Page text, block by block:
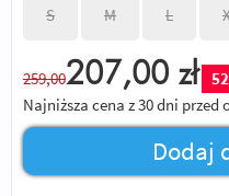
S M L
259,00207,00 zł
Najniższa cena z 30 dni przed
Dodaj